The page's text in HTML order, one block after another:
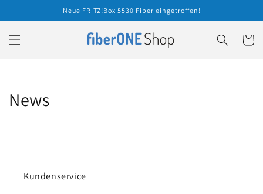
Inhalt
Neue FRITZ!Box 5530 Fiber eingetroffen!
News
Kundenservice